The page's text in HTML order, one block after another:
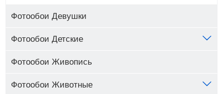
Фотообои Девушки
Фотообои Детские
Фотообои Живопись
Фотообои Животные